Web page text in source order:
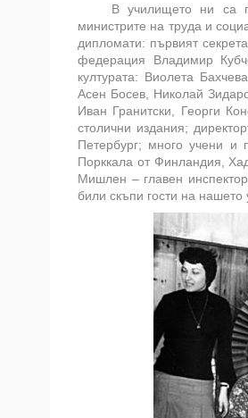
В училището ни са
министрите на труда и
дипломати: първият
федерация Владимир
културата: Виолета
Асен Босев, Николай
Иван Гранитски, Георги
столични издания;
Петербург; много учени и
Порккала от Финландия,
Мишлен – главен
били скъпи гости на нашето